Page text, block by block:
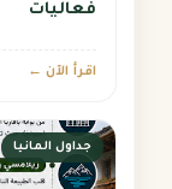
فعاليات
اقرأ الآن ←
جداول المانيا